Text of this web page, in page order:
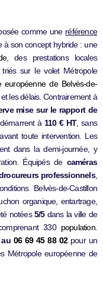
comme une référence
à son concept hybride : une
, des prestations locales
sur le volet Métropole
européenne de Belvès-de-
les délais. Contrairement à
mise sur le rapport de
à 110 € HT, sans
toute intervention. Les
dans la demi-journée, y
Équipés de caméras
professionnels,
Belvès-de-Castillon
organique, entartrage,
notées5/5dans la ville de
330 population.
au 06 69 45 88 02pour un
Métropole européenne de